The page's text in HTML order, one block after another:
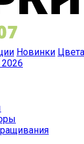
Новинки Цвета